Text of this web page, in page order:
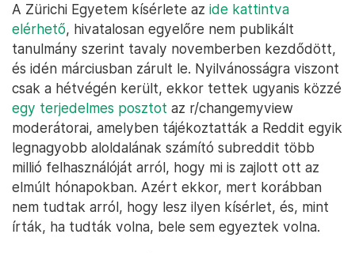
A Zürichi Egyetem kísérlete az ide kattintva
elérhető, hivatalosan egyelőre nem publikált
tanulmány szerint tavaly novemberben kezdődött,
és idén márciusban zárult le. Nyilvánosságra viszont
csak a hétvégén került, ekkor tettek ugyanis közzé
egy terjedelmes posztot az r/changemyview
moderátorai, amelyben tájékoztatták a Reddit egyik
legnagyobb aloldalának számító subreddit több
millió felhasználóját arról, hogy mi is zajlott ott az
elmúlt hónapokban. Azért ekkor, mert korábban
nem tudtak arról, hogy lesz ilyen kísérlet, és, mint
írták, ha tudták volna, bele sem egyeztek volna.